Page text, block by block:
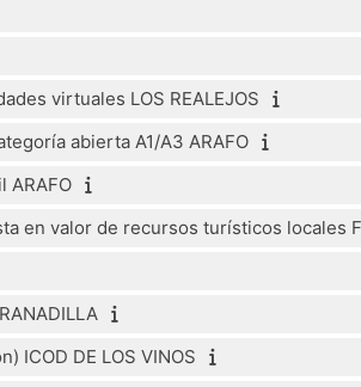
virtuales LOS REALEJOS
abierta A1/A3 ARAFO
ARAFO
en valor de recursos turísticos locales
ICOD DE LOS VINOS